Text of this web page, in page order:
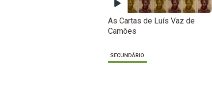
As Cartas de Luís Vaz de
Camões
SECUNDÁRIO